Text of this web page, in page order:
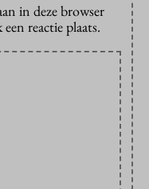
in deze browser
reactie plaats.